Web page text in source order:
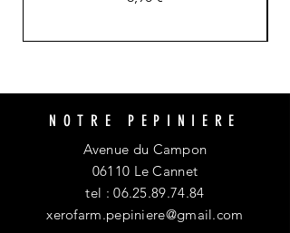
NOTRE PEPINIERE
Avenue du Campon
06110 Le Cannet
tel :06.25.89.74.84
xerofarm.pepiniere@gmail.com